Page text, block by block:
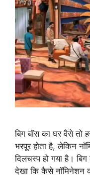
बिग बॉस का घर वैसे तो
भरपूर होता है, लेकिन
दिलचस्प हो गया है।
देखा कि कैसे नॉमिनेशन